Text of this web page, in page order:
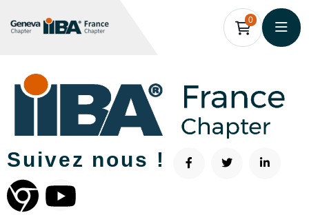
0
Suivez nous !